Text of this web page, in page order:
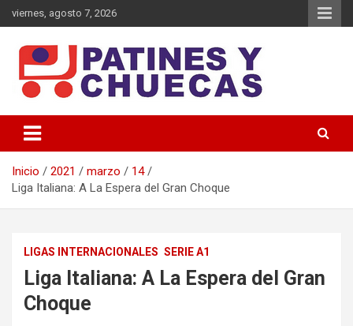
Saltar
al
viernes, agosto 7, 2026
Patines y Chuecas
Inicio 2021 marzo
14
Liga Italiana: A La Espera del Gran Choque
LIGAS INTERNACIONALES SERIE A1
Liga Italiana: A La Espera del Gran
Choque